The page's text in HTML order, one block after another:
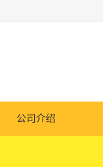
公司介绍